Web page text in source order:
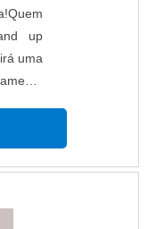
up
uma
e
preço